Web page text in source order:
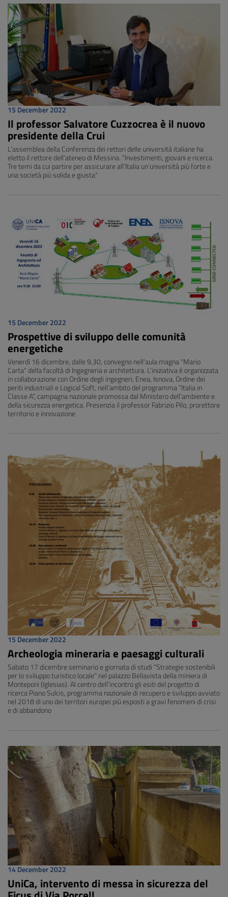
15 December 2022
Il professor Salvatore Cuzzocrea è il nuovo
presidente della Crui
L’assemblea della Conferenza dei rettori delle università italiane ha
eletto il rettore dell’ateneo di Messina. “Investimenti, giovani e ricerca.
Tre temi da cui partire per assicurare all’Italia un’università più forte e
una società più solida e giusta”
15 December 2022
Prospettive di sviluppo delle comunità
energetiche
Venerdì 16 dicembre, dalle 9,30, convegno nell'aula magna "Mario
Carta" della facoltà di Ingegneria e architettura. L’iniziativa è organizzata
in collaborazione con Ordine degli ingegneri, Enea, Isnova, Ordine dei
periti industriali e Logical Soft, nell’ambito del programma “Italia in
Classe A”, campagna nazionale promossa dal Ministero dell’ambiente e
della sicurezza energetica. Presenzia il professor Fabrizio Pilo, prorettore
territorio e innovazione
15 December 2022
Archeologia mineraria e paesaggi culturali
Sabato 17 dicembre seminario e giornata di studi “Strategie sostenibili
per lo sviluppo turistico locale” nel palazzo Bellavista della miniera di
Monteponi (Iglesias). Al centro dell’incontro gli esiti del progetto di
ricerca Piano Sulcis, programma nazionale di recupero e sviluppo avviato
nel 2018 di uno dei territori europei più esposti a gravi fenomeni di crisi
e di abbandono
14 December 2022
UniCa, intervento di messa in sicurezza del